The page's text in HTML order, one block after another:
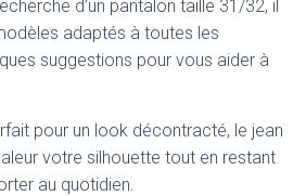
d’un pantalon taille 31/32, il
adaptés à toutes les
suggestions pour vous aider à
pour un look décontracté, le jean
votre silhouette tout en restant
au quotidien.